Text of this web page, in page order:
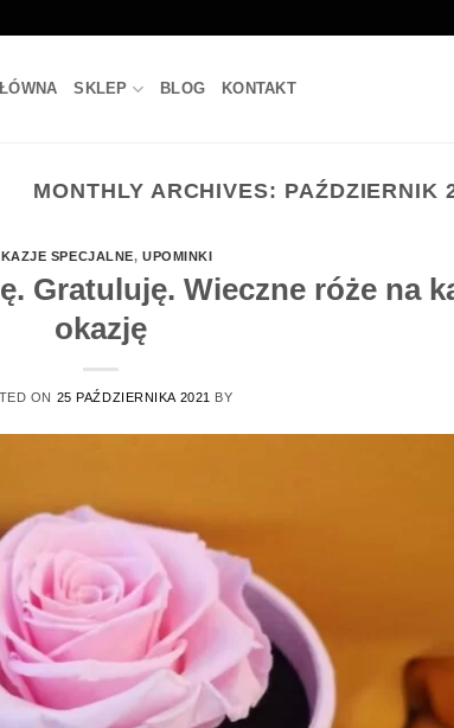
SKLEP BLOG KONTAKT
MONTHLY ARCHIVES: PAŹDZIERNIK
SPECJALNE,UPOMINKI
Gratuluję. Wieczne róże na
okazję
ON 25 PAŹDZIERNIKA 2021 BY